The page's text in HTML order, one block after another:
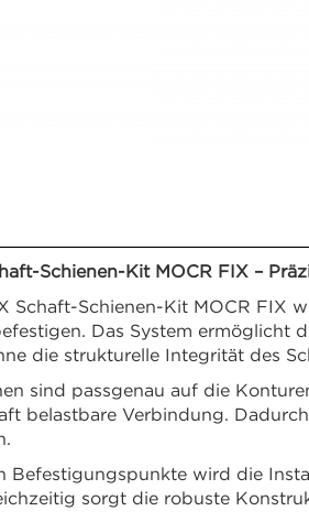
Schienen-Kit MOCR FIX –
Schaft-Schienen-Kit MOCR FIX
Das System ermöglicht
die strukturelle Integrität des
sind passgenau auf die
belastbare Verbindung.
Befestigungspunkte wird die
sorgt die robuste